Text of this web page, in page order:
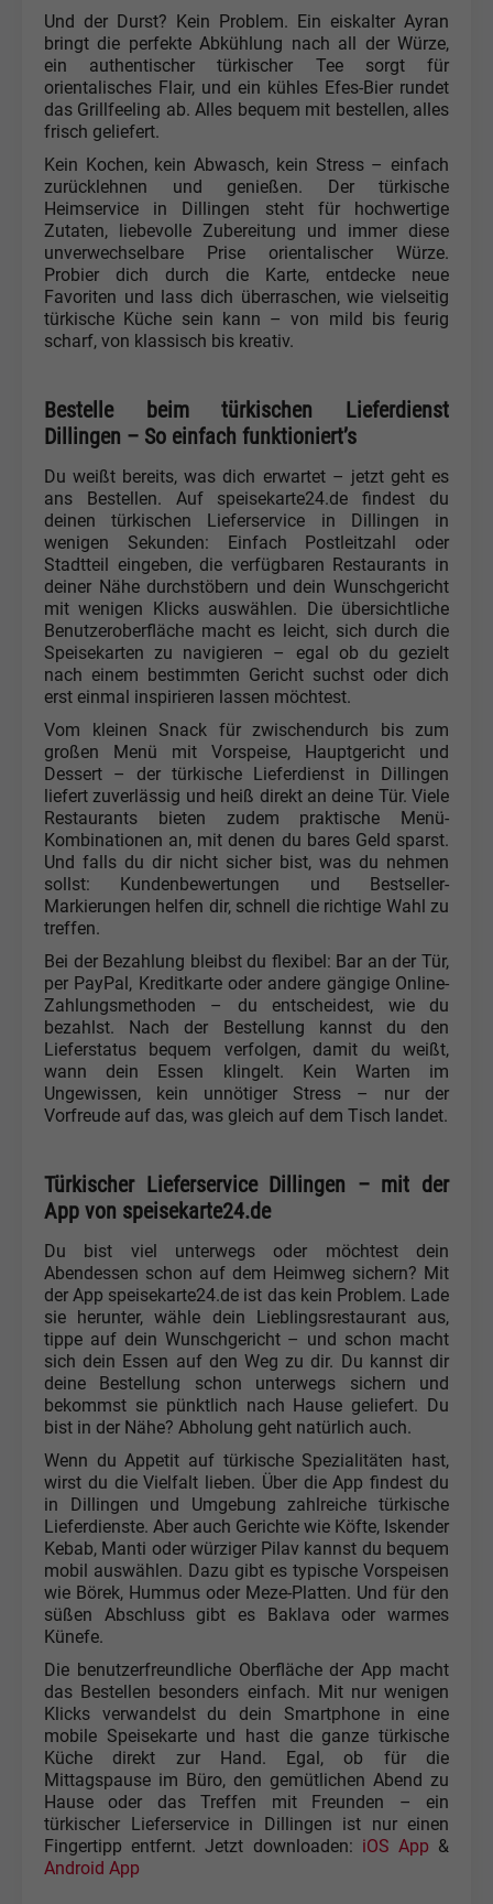
Und der Durst? Kein Problem. Ein eiskalter Ayran
bringt die perfekte Abkühlung nach all der Würze,
ein authentischer türkischer Tee sorgt für
orientalisches Flair, und ein kühles Efes-Bier rundet
das Grillfeeling ab. Alles bequem mit bestellen, alles
frisch geliefert.
Kein Kochen, kein Abwasch, kein Stress – einfach
zurücklehnen und genießen. Der türkische
Heimservice in Dillingen steht für hochwertige
Zutaten, liebevolle Zubereitung und immer diese
unverwechselbare Prise orientalischer Würze.
Probier dich durch die Karte, entdecke neue
Favoriten und lass dich überraschen, wie vielseitig
türkische Küche sein kann – von mild bis feurig
scharf, von klassisch bis kreativ.
Bestelle beim türkischen Lieferdienst
Dillingen – So einfach funktioniert’s
Du weißt bereits, was dich erwartet – jetzt geht es
ans Bestellen. Auf speisekarte24.de findest du
deinen türkischen Lieferservice in Dillingen in
wenigen Sekunden: Einfach Postleitzahl oder
Stadtteil eingeben, die verfügbaren Restaurants in
deiner Nähe durchstöbern und dein Wunschgericht
mit wenigen Klicks auswählen. Die übersichtliche
Benutzeroberfläche macht es leicht, sich durch die
Speisekarten zu navigieren – egal ob du gezielt
nach einem bestimmten Gericht suchst oder dich
erst einmal inspirieren lassen möchtest.
Vom kleinen Snack für zwischendurch bis zum
großen Menü mit Vorspeise, Hauptgericht und
Dessert – der türkische Lieferdienst in Dillingen
liefert zuverlässig und heiß direkt an deine Tür. Viele
Restaurants bieten zudem praktische Menü-
Kombinationen an, mit denen du bares Geld sparst.
Und falls du dir nicht sicher bist, was du nehmen
sollst: Kundenbewertungen und Bestseller-
Markierungen helfen dir, schnell die richtige Wahl zu
treffen.
Bei der Bezahlung bleibst du flexibel: Bar an der Tür,
per PayPal, Kreditkarte oder andere gängige Online-
Zahlungsmethoden – du entscheidest, wie du
bezahlst. Nach der Bestellung kannst du den
Lieferstatus bequem verfolgen, damit du weißt,
wann dein Essen klingelt. Kein Warten im
Ungewissen, kein unnötiger Stress – nur der
Vorfreude auf das, was gleich auf dem Tisch landet.
Türkischer Lieferservice Dillingen – mit der
App von speisekarte24.de
Du bist viel unterwegs oder möchtest dein
Abendessen schon auf dem Heimweg sichern? Mit
der App speisekarte24.de ist das kein Problem. Lade
sie herunter, wähle dein Lieblingsrestaurant aus,
tippe auf dein Wunschgericht – und schon macht
sich dein Essen auf den Weg zu dir. Du kannst dir
deine Bestellung schon unterwegs sichern und
bekommst sie pünktlich nach Hause geliefert. Du
bist in der Nähe? Abholung geht natürlich auch.
Wenn du Appetit auf türkische Spezialitäten hast,
wirst du die Vielfalt lieben. Über die App findest du
in Dillingen und Umgebung zahlreiche türkische
Lieferdienste. Aber auch Gerichte wie Köfte, Iskender
Kebab, Manti oder würziger Pilav kannst du bequem
mobil auswählen. Dazu gibt es typische Vorspeisen
wie Börek, Hummus oder Meze-Platten. Und für den
süßen Abschluss gibt es Baklava oder warmes
Künefe.
Die benutzerfreundliche Oberfläche der App macht
das Bestellen besonders einfach. Mit nur wenigen
Klicks verwandelst du dein Smartphone in eine
mobile Speisekarte und hast die ganze türkische
Küche direkt zur Hand. Egal, ob für die
Mittagspause im Büro, den gemütlichen Abend zu
Hause oder das Treffen mit Freunden – ein
türkischer Lieferservice in Dillingen ist nur einen
Fingertipp entfernt. Jetzt downloaden: iOS App &
Android App